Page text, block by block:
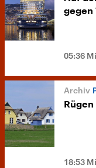
gegen
05:36
18:53